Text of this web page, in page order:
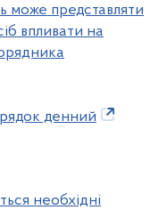
може представляти
впливати на
денний
необхідні